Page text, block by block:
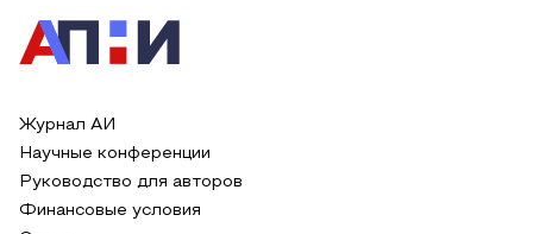
Журнал АИ
Научные конференции
Руководство для авторов
Финансовые условия